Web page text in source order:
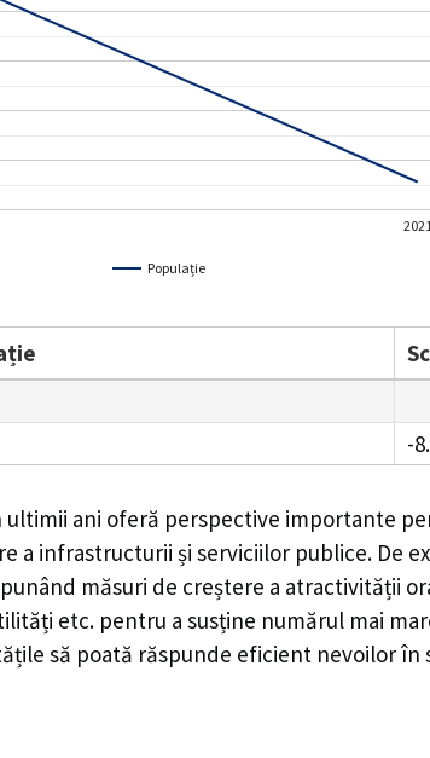
Populație
2021
-
ultimii ani oferă perspective importante
a infrastructurii și serviciilor publice. De
măsuri de creștere a atractivității
etc. pentru a susține numărul mai
să poată răspunde eficient nevoilor